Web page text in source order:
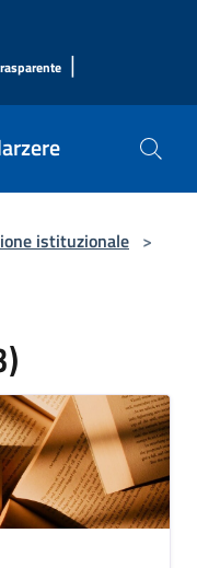
|
istituzionale >